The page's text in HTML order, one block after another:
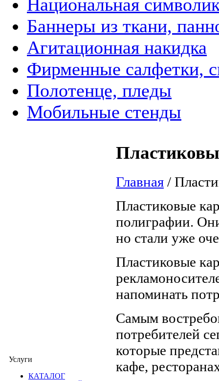
Национальная
Баннеры из ткани,
Агитационная накидка
Фирменные салфетки,
Полотенце, пледы
Мобильные стенды
Услуги
КАТАЛОГ
Главная /
Пластиковые
полиграфии.
но стали уже
Пластиковые
напоминать
Самым
потребителей
которые
кафе,